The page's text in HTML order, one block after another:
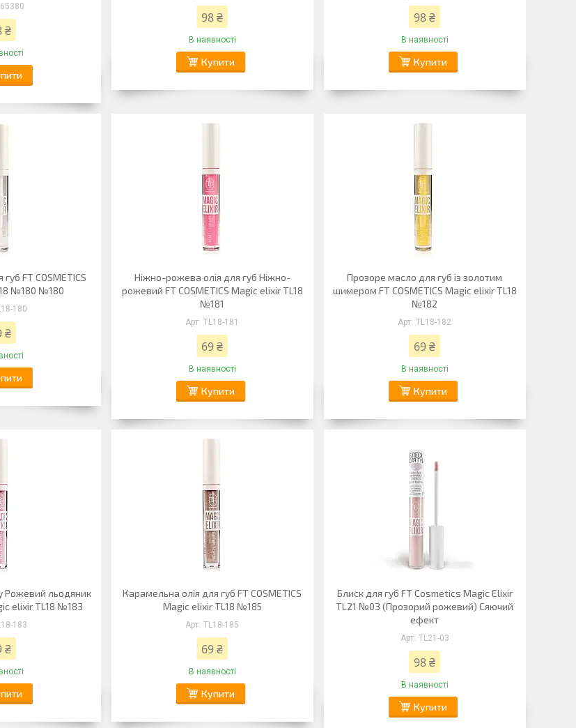
₴
98 ₴
В наявності
Купити
98 ₴
В наявності
Купити
FT COSMETICS
№180 №180
180
₴
Ніжно-рожева олія для губ Ніжно-
рожевий FT COSMETICS Magic elixir TL18
№181
TL18-181
69 ₴
В наявності
Купити
Прозоре масло для губ із золотим
шимером FT COSMETICS Magic elixir TL18
№182
TL18-182
69 ₴
В наявності
Купити
Рожевий льодяник
elixir TL18 №183
183
₴
Карамельна олія для губ FT COSMETICS
Magic elixir TL18 №185
TL18-185
69 ₴
В наявності
Купити
Блиск для губ FT Cosmetics Magic Elixir
TL21 №03 (Прозорий рожевий) Сяючий
ефект
TL21-03
98 ₴
В наявності
Купити